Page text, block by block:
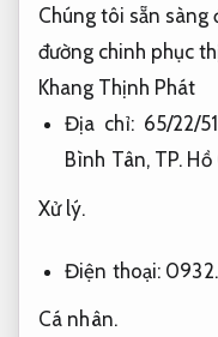
Chúng tôi sẵn sàng
đường chinh phục
Khang Thịnh Phát
Địa chỉ: 65/22/
Bình Tân, TP.
Xử lý.
Điện thoại:
Cá nhân.